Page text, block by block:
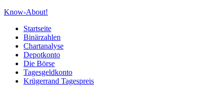
Know-About!
Startseite
Binärzahlen
Chartanalyse
Depotkonto
Die Börse
Tagesgeldkonto
Krügerrand Tagespreis